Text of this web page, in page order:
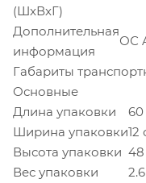
(ШxВxГ)
Дополнительная
информация
ОС
Габариты
Основные
Длина упаковки
60
Ширина упаковки12
Высота упаковки
Вес упаковки